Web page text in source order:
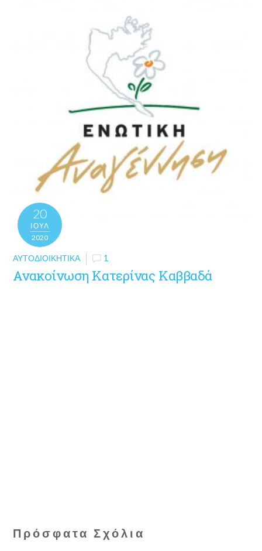
20
ΙΟΎΛ
2020
ΑΥΤΟΔΙΟΙΚΗΤΙΚΆ 1
Ανακοίνωση Κατερίνας Καββαδά
Πρόσφατα Σχόλια